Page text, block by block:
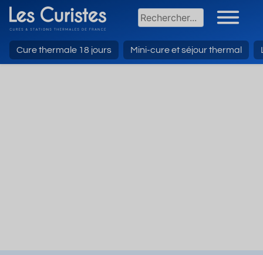
Cure thermale 18 jours Mini-cure et séjour thermal